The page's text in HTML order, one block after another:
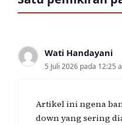
Wati Handayani
5 Juli 2026 pada 12:25
Artikel ini ngena
down yang sering